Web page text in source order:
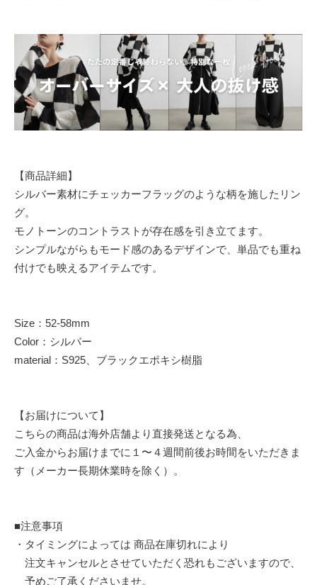
【商品詳細】
シルバー素材にチェッカーフラッグのような柄を施したリン
グ。
モノトーンのコントラストが存在感を引き立てます。
シンプルながらもモード感のあるデザインで、単品でも重ね
付けでも映えるアイテムです。
Size：52-58mm
Color：シルバー
material：S925、ブラックエポキシ樹脂
【お届けについて】
こちらの商品は海外店舗より直接発送となる為、
ご入金からお届けまでに１〜４週間前後お時間をいただきま
す（メーカー長期休業時を除く）。
■注意事項
・タイミングによっては 商品在庫切れにより
注文キャンセルとさせていただく恐れもございますので、
予めご了承くださいませ。